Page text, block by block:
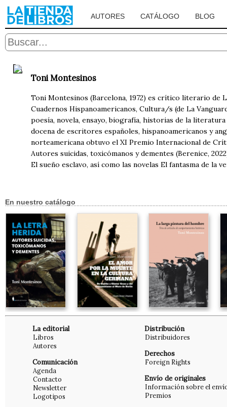
AUTORES CATÁLOGO BLOG
Toni Montesinos
Toni Montesinos (Barcelona, 1972) es crítico literario de
Cuadernos Hispanoamericanos, Cultura/s (de La
poesía, novela, ensayo, biografía, historias de la
docena de escritores españoles, hispanoamericanos y
norteamericana obtuvo el XI Premio Internacional de
Autores suicidas, toxicómanos y dementes (Berenice,
El sueño esclavo, así como las novelas El fantasma de la
En nuestro catálogo
La editorial
Libros
Autores
Comunicación
Agenda
Contacto
Newsletter
Logotipos
Distribución
Distribuidores
Derechos
Foreign Rights
Envío de originales
Información sobre el
Premios